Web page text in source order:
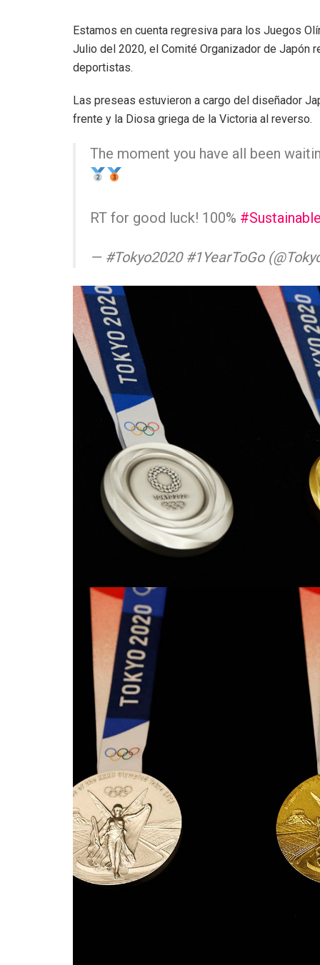
Estamos en cuenta regresiva para los Juegos
Julio del 2020, el Comité Organizador de Japón
deportistas.
Las preseas estuvieron a cargo del diseñador
frente y la Diosa griega de la Victoria al reverso.
The moment you have all been
RT for good luck! 100%
— #Tokyo2020 #1YearToGo